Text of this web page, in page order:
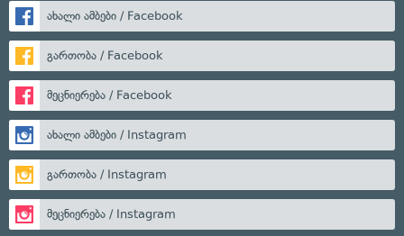
ახალი ამბები / Facebook
გართობა / Facebook
მეცნიერება / Facebook
ახალი ამბები / Instagram
გართობა / Instagram
მეცნიერება / Instagram